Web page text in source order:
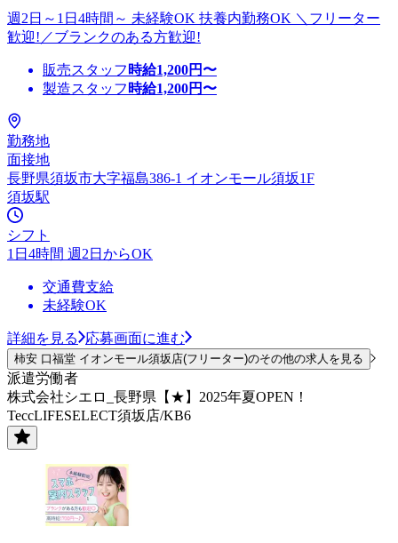
週2日～1日4時間～ 未経験OK 扶養内勤務OK ＼フリーター
歓迎!／ブランクのある方歓迎!
販売スタッフ 時給1,200円〜
製造スタッフ 時給1,200円〜
勤務地
面接地
長野県須坂市大字福島386‐1 イオンモール須坂1F
須坂駅
シフト
1日4時間 週2日からOK
交通費支給
未経験OK
詳細を見る 応募画面に進む
柿安 口福堂 イオンモール須坂店(フリーター)のその他の求人を見る
派遣労働者
株式会社シエロ_長野県【★】2025年夏OPEN！
TeccLIFESELECT須坂店/KB6